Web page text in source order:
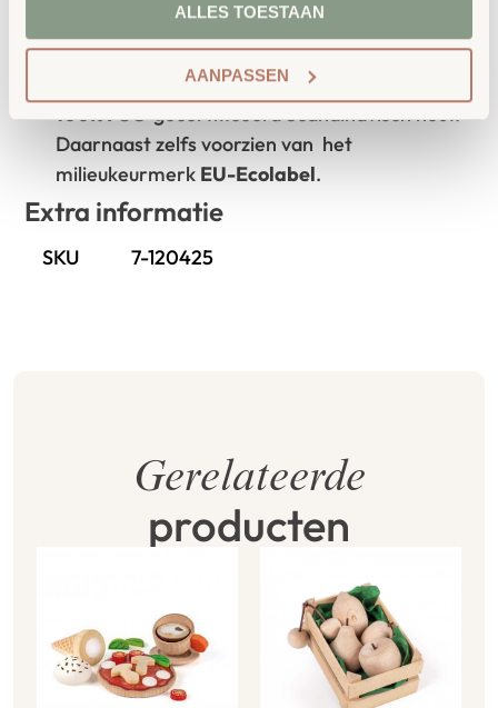
ALLES TOESTAAN
AANPASSEN
voldoet aan GS- en TÜV-keuringen
Duurzaamheid: wij werken met circulaire
producten, waaronder onze OneWood-lijn
100% FSC-gecertificeerd Scandinavisch hout.
Daarnaast zelfs voorzien van het
milieukeurmerk EU-Ecolabel.
Extra informatie
SKU 7-120425
Gerelateerde
producten